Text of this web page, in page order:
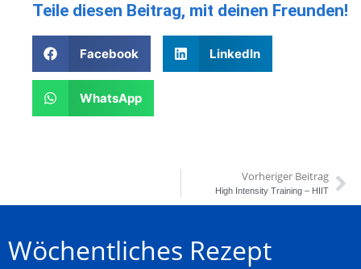
Teile diesen Beitrag, mit deinen Freunden!
Facebook LinkedIn
WhatsApp
Vorheriger Beitrag
High Intensity Training – HIIT
Wöchentliches Rezept